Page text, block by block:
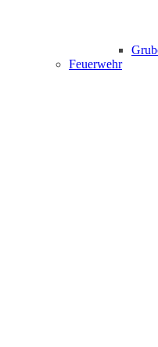
Feuerwehr